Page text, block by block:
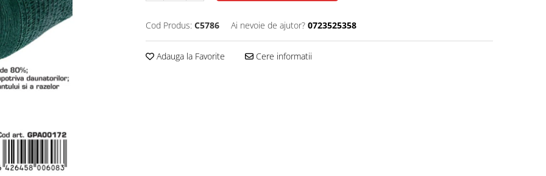
Cod Produs: C5786 Ai nevoie de ajutor? 0723525358
Adauga la Favorite Cere informatii